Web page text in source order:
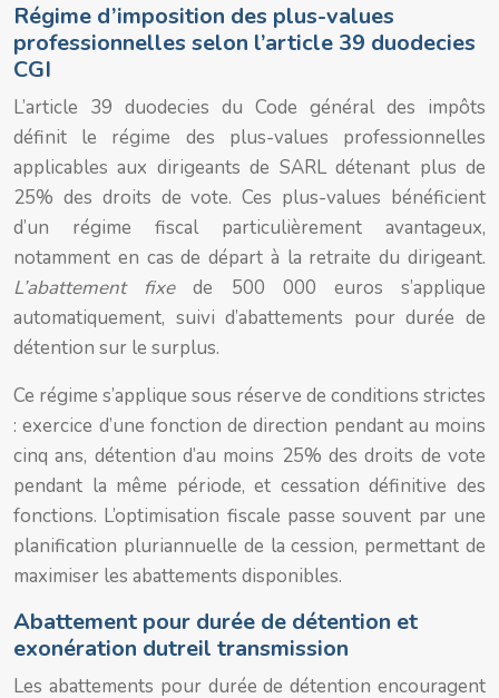
Régime d’imposition des plus-values
professionnelles selon l’article 39 duodecies
CGI
L’article 39 duodecies du Code général des impôts
définit le régime des plus-values professionnelles
applicables aux dirigeants de SARL détenant plus de
25% des droits de vote. Ces plus-values bénéficient
d’un régime fiscal particulièrement avantageux,
notamment en cas de départ à la retraite du dirigeant.
L’abattement fixede 500 000 euros s’applique
automatiquement, suivi d’abattements pour durée de
détention sur le surplus.
Ce régime s’applique sous réserve de conditions strictes
: exercice d’une fonction de direction pendant au moins
cinq ans, détention d’au moins 25% des droits de vote
pendant la même période, et cessation définitive des
fonctions. L’optimisation fiscale passe souvent par une
planification pluriannuelle de la cession, permettant de
maximiser les abattements disponibles.
Abattement pour durée de détention et
exonération dutreil transmission
Les abattements pour durée de détention encouragent